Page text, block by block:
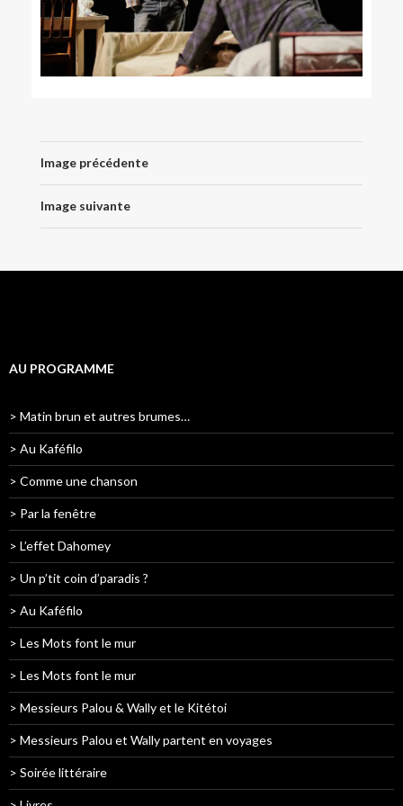
Image précédente
Image suivante
AU PROGRAMME
> Matin brun et autres brumes…
> Au Kaféfilo
> Comme une chanson
> Par la fenêtre
> L’effet Dahomey
> Un p’tit coin d’paradis ?
> Au Kaféfilo
> Les Mots font le mur
> Les Mots font le mur
> Messieurs Palou & Wally et le Kitétoi
> Messieurs Palou et Wally partent en voyages
> Soirée littéraire